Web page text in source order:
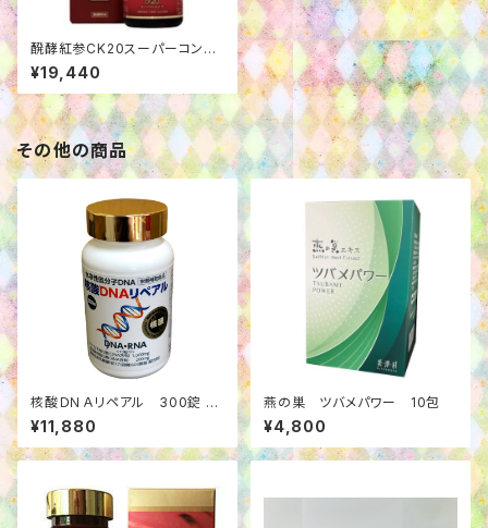
醗酵紅参CK20スーパーコン
ク 500㎖
¥19,440
その他の商品
核酸ＤＮＡリペアル 300錠
2個セット
¥11,880
燕の巣 ツバメパワー 10包
¥4,800